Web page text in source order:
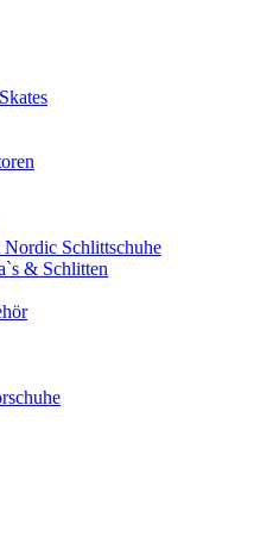
Nordic Schlittschuhe
& Schlitten